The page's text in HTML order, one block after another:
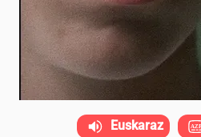
Euskaraz